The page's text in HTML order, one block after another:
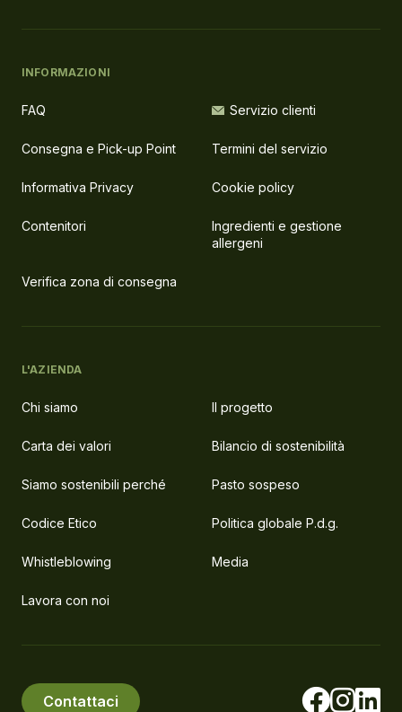
INFORMAZIONI
FAQ Servizio clienti
Consegna e Pick-up Point Termini del servizio
Informativa Privacy Cookie policy
Contenitori
Ingredienti e gestione
allergeni
Verifica zona di consegna
L'AZIENDA
Chi siamo Il progetto
Carta dei valori Bilancio di sostenibilità
Siamo sostenibili perché Pasto sospeso
Codice Etico Politica globale P.d.g.
Whistleblowing Media
Lavora con noi
Contattaci